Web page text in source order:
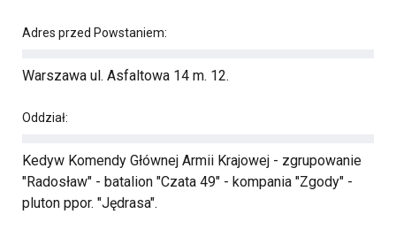
Adres przed Powstaniem:
Warszawa ul. Asfaltowa 14 m. 12.
Oddział:
Kedyw Komendy Głównej Armii Krajowej - zgrupowanie
"Radosław" - batalion "Czata 49" - kompania "Zgody" -
pluton ppor. "Jędrasa".